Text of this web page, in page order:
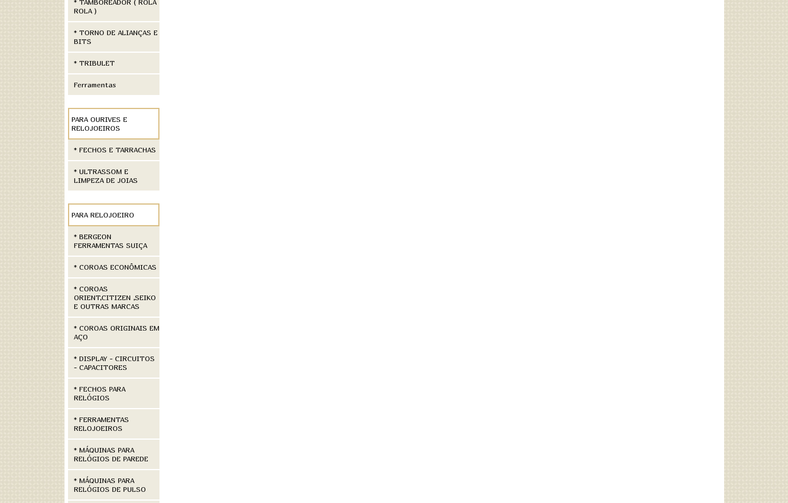
* TAMBOREADOR ( ROLA
ROLA )
* TORNO DE ALIANÇAS E
BITS
* TRIBULET
Ferramentas
PARA OURIVES E
RELOJOEIROS
* FECHOS E TARRACHAS
* ULTRASSOM E
LIMPEZA DE JOIAS
PARA RELOJOEIRO
* BERGEON
FERRAMENTAS SUIÇA
* COROAS ECONÔMICAS
* COROAS
ORIENT,CITIZEN ,SEIKO
E OUTRAS MARCAS
* COROAS ORIGINAIS EM
AÇO
* DISPLAY - CIRCUITOS
- CAPACITORES
* FECHOS PARA
RELÓGIOS
* FERRAMENTAS
RELOJOEIROS
* MÁQUINAS PARA
RELÓGIOS DE PAREDE
* MÁQUINAS PARA
RELÓGIOS DE PULSO